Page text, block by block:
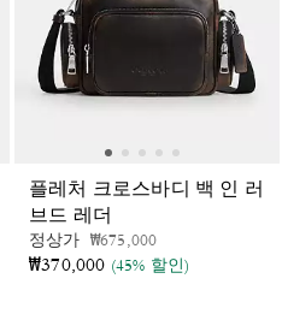
플레처 크로스바디 백 인 러
브드 레더
정상가 가격 인하 전
₩675,000인하됨
₩370,000 (45% 할인)